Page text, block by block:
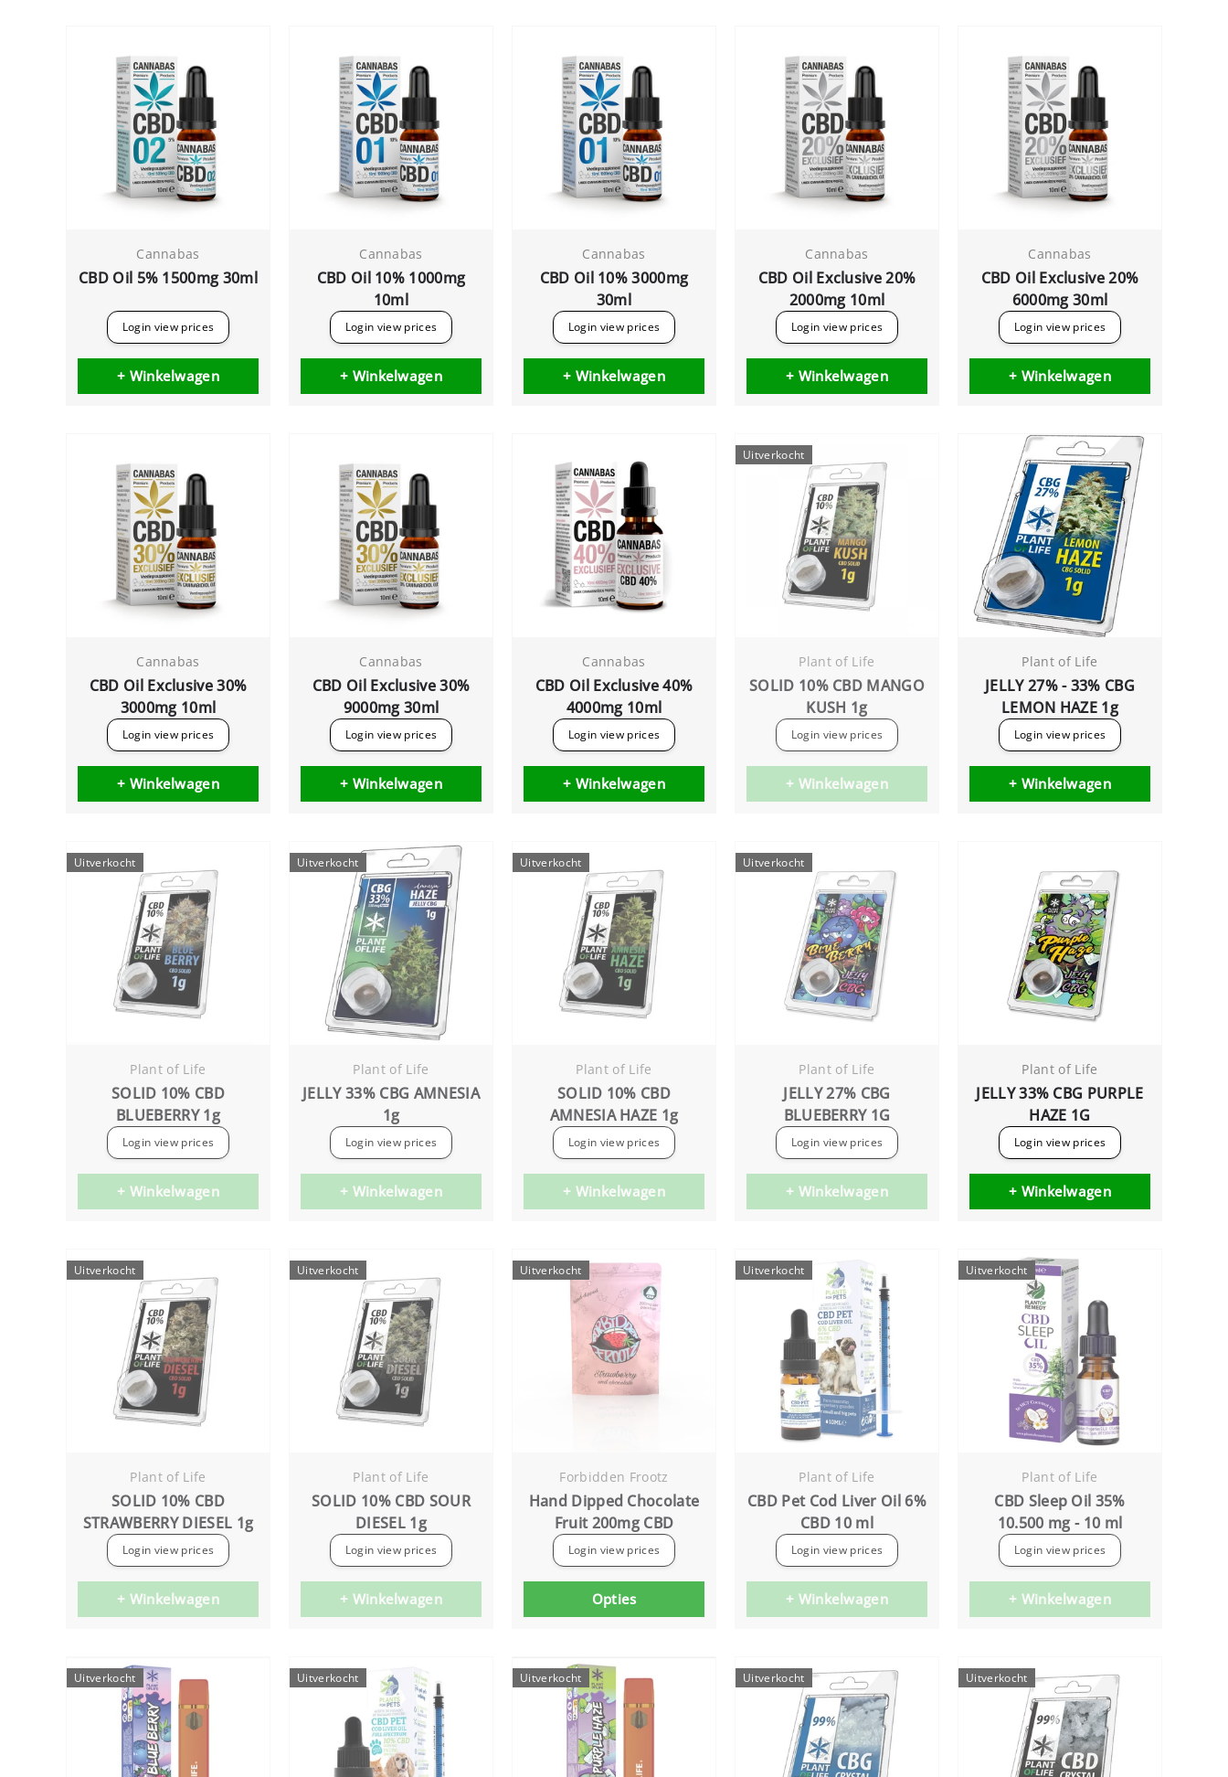
Cannabas
CBD Oil 5% 1500mg 30ml
Login view prices
+ Winkelwagen
Cannabas
CBD Oil 10% 1000mg
10ml
Login view prices
+ Winkelwagen
Cannabas
CBD Oil 10% 3000mg
30ml
Login view prices
+ Winkelwagen
Cannabas
CBD Oil Exclusive 20%
2000mg 10ml
Login view prices
+ Winkelwagen
Cannabas
CBD Oil Exclusive 20%
6000mg 30ml
Login view prices
+ Winkelwagen
Cannabas
CBD Oil Exclusive 30%
3000mg 10ml
Login view prices
+ Winkelwagen
Cannabas
CBD Oil Exclusive 30%
9000mg 30ml
Login view prices
+ Winkelwagen
Cannabas
CBD Oil Exclusive 40%
4000mg 10ml
Login view prices
+ Winkelwagen
Uitverkocht
Plant of Life
SOLID 10% CBD MANGO
KUSH 1g
Login view prices
+ Winkelwagen
Plant of Life
JELLY 27% - 33% CBG
LEMON HAZE 1g
Login view prices
+ Winkelwagen
Uitverkocht
Plant of Life
SOLID 10% CBD
BLUEBERRY 1g
Login view prices
+ Winkelwagen
Uitverkocht
Plant of Life
JELLY 33% CBG AMNESIA
1g
Login view prices
+ Winkelwagen
Uitverkocht
Plant of Life
SOLID 10% CBD
AMNESIA HAZE 1g
Login view prices
+ Winkelwagen
Uitverkocht
Plant of Life
JELLY 27% CBG
BLUEBERRY 1G
Login view prices
+ Winkelwagen
Plant of Life
JELLY 33% CBG PURPLE
HAZE 1G
Login view prices
+ Winkelwagen
Uitverkocht
Plant of Life
SOLID 10% CBD
STRAWBERRY DIESEL 1g
Login view prices
+ Winkelwagen
Uitverkocht
Plant of Life
SOLID 10% CBD SOUR
DIESEL 1g
Login view prices
+ Winkelwagen
Uitverkocht
Forbidden Frootz
Hand Dipped Chocolate
Fruit 200mg CBD
Login view prices
Opties
Uitverkocht
Plant of Life
CBD Pet Cod Liver Oil 6%
CBD 10 ml
Login view prices
+ Winkelwagen
Uitverkocht
Plant of Life
CBD Sleep Oil 35%
10.500 mg - 10 ml
Login view prices
+ Winkelwagen
Uitverkocht Uitverkocht Uitverkocht Uitverkocht Uitverkocht